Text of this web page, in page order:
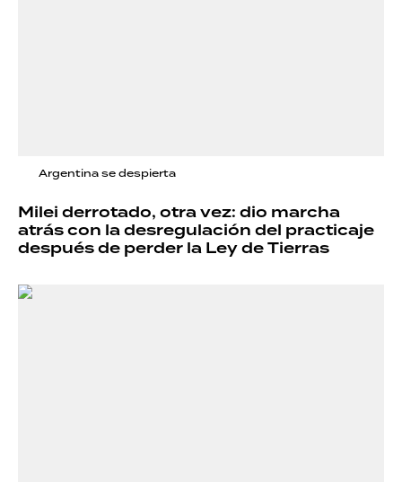
Argentina se despierta
Milei derrotado, otra vez: dio marcha
atrás con la desregulación del practicaje
después de perder la Ley de Tierras